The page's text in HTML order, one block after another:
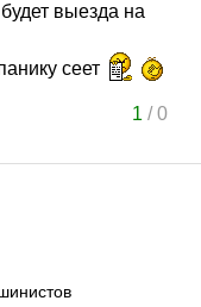
выезда на
сеет
1 /0